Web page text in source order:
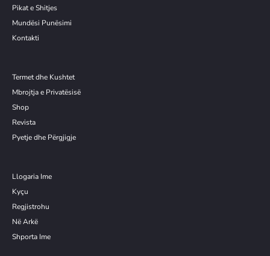
Pikat e Shitjes
Mundësi Punësimi
Kontakti
Termet dhe Kushtet
Mbrojtja e Privatësisë
Shop
Revista
Pyetje dhe Përgjigje
Llogaria Ime
Kyçu
Regjistrohu
Në Arkë
Shporta Ime